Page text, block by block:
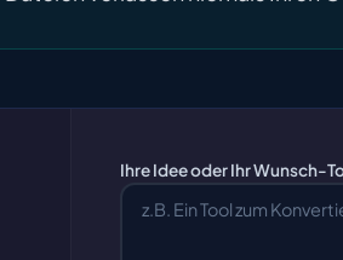
Ihre Idee oder Ihr Wunsch-